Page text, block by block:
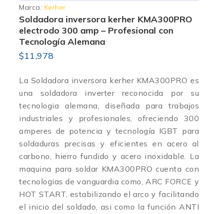
Marca: Kerher
Soldadora inversora kerher KMA300PRO
electrodo 300 amp – Profesional con
Tecnología Alemana
$11,978
La Soldadora inversora kerher KMA300PRO es
una soldadora inverter reconocida por su
tecnologia alemana, diseñada para trabajos
industriales y profesionales, ofreciendo 300
amperes de potencia y tecnología IGBT para
soldaduras precisas y eficientes en acero al
carbono, hierro fundido y acero inoxidable. La
maquina para soldar KMA300PRO cuenta con
tecnologias de vanguardia como, ARC FORCE y
HOT START, estabilizando el arco y facilitando
el inicio del soldado, asi como la función ANTI